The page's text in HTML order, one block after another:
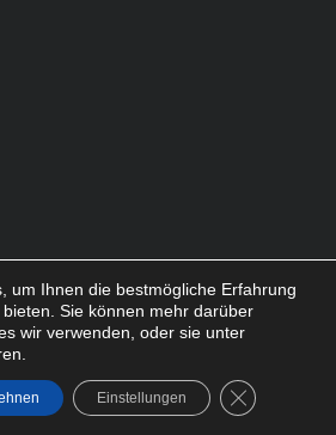
Aktuelle Auktionen u. Verkäufe
um Ihnen die bestmögliche Erfahrung
Sie können mehr darüber
wir verwenden, oder sie unter
Einstellungen GDPR